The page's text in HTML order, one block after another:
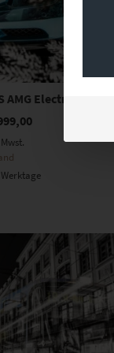
AMG Electric III
Optionen können auf der Produktseite gewählt werden